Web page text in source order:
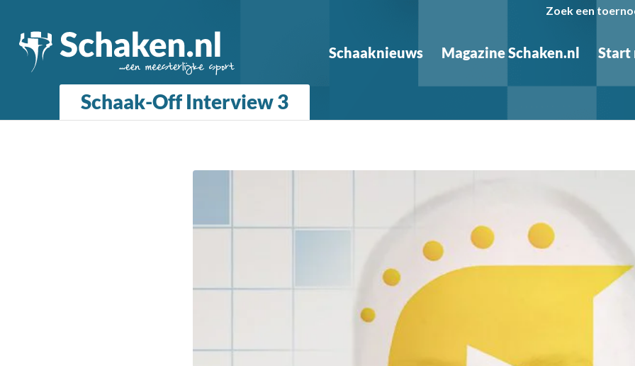
Zoek een
Schaaknieuws Magazine Schaken.nl Start
Schaak-Off Interview 3